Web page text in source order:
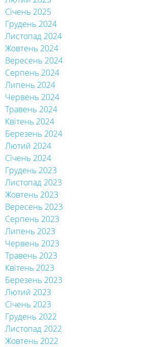
Січень 2025
Грудень 2024
Листопад 2024
Жовтень 2024
Вересень 2024
Серпень 2024
Липень 2024
Червень 2024
Травень 2024
Квітень 2024
Березень 2024
Лютий 2024
Січень 2024
Грудень 2023
Листопад 2023
Жовтень 2023
Вересень 2023
Серпень 2023
Липень 2023
Червень 2023
Травень 2023
Квітень 2023
Березень 2023
Лютий 2023
Січень 2023
Грудень 2022
Листопад 2022
Жовтень 2022